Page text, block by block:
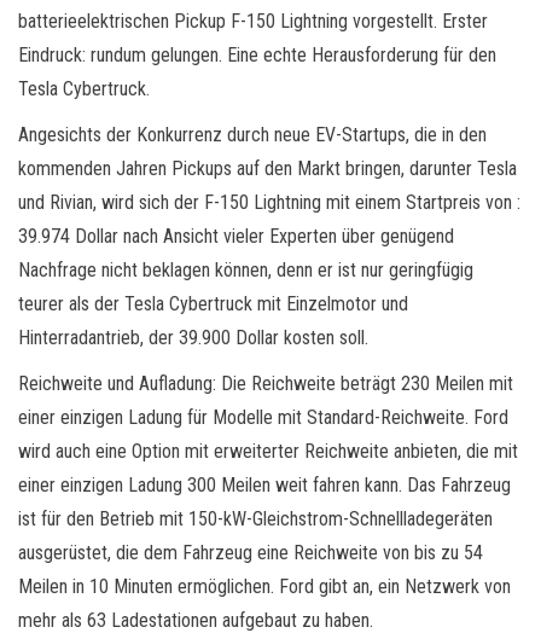
batterieelektrischen Pickup F-150 Lightning vorgestellt. Erster
Eindruck: rundum gelungen. Eine echte Herausforderung für den
Tesla Cybertruck.
Angesichts der Konkurrenz durch neue EV-Startups, die in den
kommenden Jahren Pickups auf den Markt bringen, darunter Tesla
und Rivian, wird sich der F-150 Lightning mit einem Startpreis von :
39.974 Dollar nach Ansicht vieler Experten über genügend
Nachfrage nicht beklagen können, denn er ist nur geringfügig
teurer als der Tesla Cybertruck mit Einzelmotor und
Hinterradantrieb, der 39.900 Dollar kosten soll.
Reichweite und Aufladung: Die Reichweite beträgt 230 Meilen mit
einer einzigen Ladung für Modelle mit Standard-Reichweite. Ford
wird auch eine Option mit erweiterter Reichweite anbieten, die mit
einer einzigen Ladung 300 Meilen weit fahren kann. Das Fahrzeug
ist für den Betrieb mit 150-kW-Gleichstrom-Schnellladegeräten
ausgerüstet, die dem Fahrzeug eine Reichweite von bis zu 54
Meilen in 10 Minuten ermöglichen. Ford gibt an, ein Netzwerk von
mehr als 63 Ladestationen aufgebaut zu haben.